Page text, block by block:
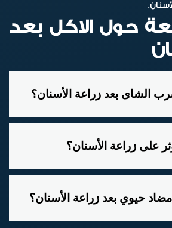
حول الاكل بعد
الشاى بعد زراعة الأسنان؟
على زراعة الأسنان؟
حيوي بعد زراعة الأسنان؟